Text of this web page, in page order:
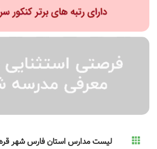
پیش دبستانی
لیست مدارس استان فارس شهر